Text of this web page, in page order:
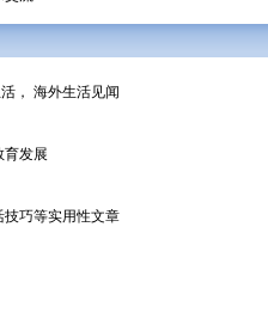
， 海外生活见闻
育发展
巧等实用性文章